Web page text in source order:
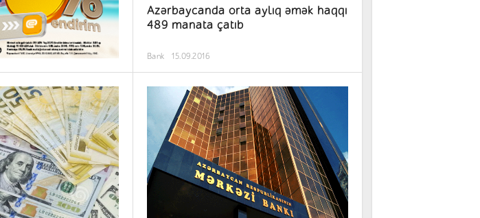
Azərbaycanda orta aylıq əmək haqqı
489 manata çatıb
Bank 15.09.2016